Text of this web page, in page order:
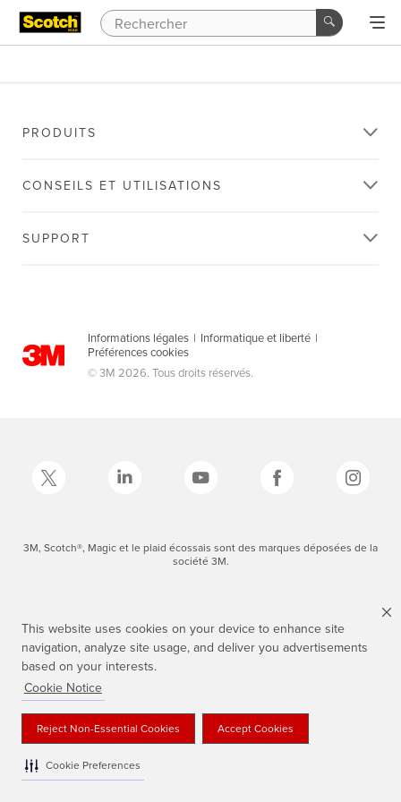
This website uses cookies on your device to enhance site
navigation, analyze site usage, and deliver you advertisements
based on your interests.
Cookie Notice
Reject Non-Essential Cookies Accept Cookies
Cookie Preferences
PRODUITS
CONSEILS ET UTILISATIONS
SUPPORT
Informations légales | Informatique et liberté |
Préférences cookies
© 3M 2026. Tous droits réservés.
3M, Scotch®, Magic et le plaid écossais sont des marques déposées de la
société 3M.